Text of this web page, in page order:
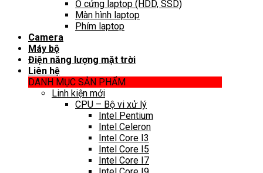
Ổ cứng laptop (HDD, SSD)
Màn hình laptop
Phím laptop
Camera
Máy bộ
Điện năng lượng mặt trời
Liên hệ
DANH MỤC SẢN PHẨM
Linh kiện mới
CPU – Bộ vi xử lý
Intel Pentium
Intel Celeron
Intel Core I3
Intel Core I5
Intel Core I7